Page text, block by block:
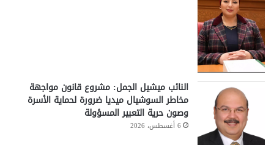
النائب ميشيل الجمل: مشروع قانون مواجهة
مخاطر السوشيال ميديا ضرورة لحماية الأسرة
وصون حرية التعبير المسؤولة
6 أغسطس، 2026